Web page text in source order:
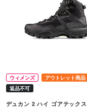
ウィメンズ
アウトレット商品
返品不可
デュカン 2 ハイ ゴアテックス